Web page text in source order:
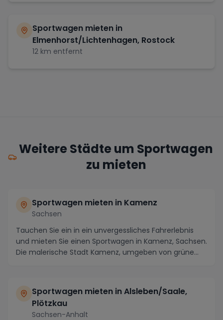
Sportwagen mieten in
Elmenhorst/Lichtenhagen, Rostock
12 km entfernt
Weitere Städte um Sportwagen
zu mieten
Sportwagen mieten in Kamenz
Sachsen
Tauchen Sie ein in ein unvergessliches Fahrerlebnis
und mieten Sie einen Sportwagen in Kamenz, Sachsen.
Die malerische Stadt Kamenz, umgeben von grüne...
Sportwagen mieten in Alsleben/Saale,
Plötzkau
Sachsen-Anhalt